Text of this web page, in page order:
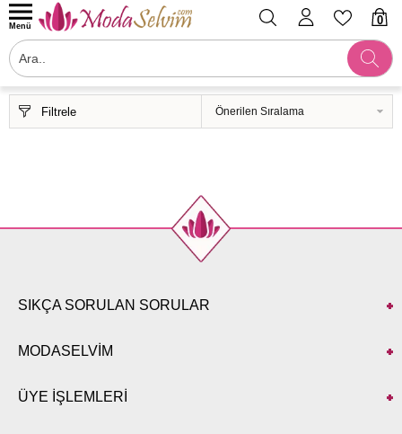
0
Menü
Filtrele
SIKÇA SORULAN SORULAR
MODASELVİM
ÜYE İŞLEMLERİ